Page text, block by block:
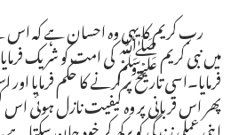
رب کریم کا یہی وہ احسان ہے کہ
میں نبی کریم ﷺ کی امت کو شریک فرمایا
فرمایا۔اسی تاریخ پر کرنے کا حکم فرمایا
پھر اس قربانی پر وہ کیفیت نازل ہوئی